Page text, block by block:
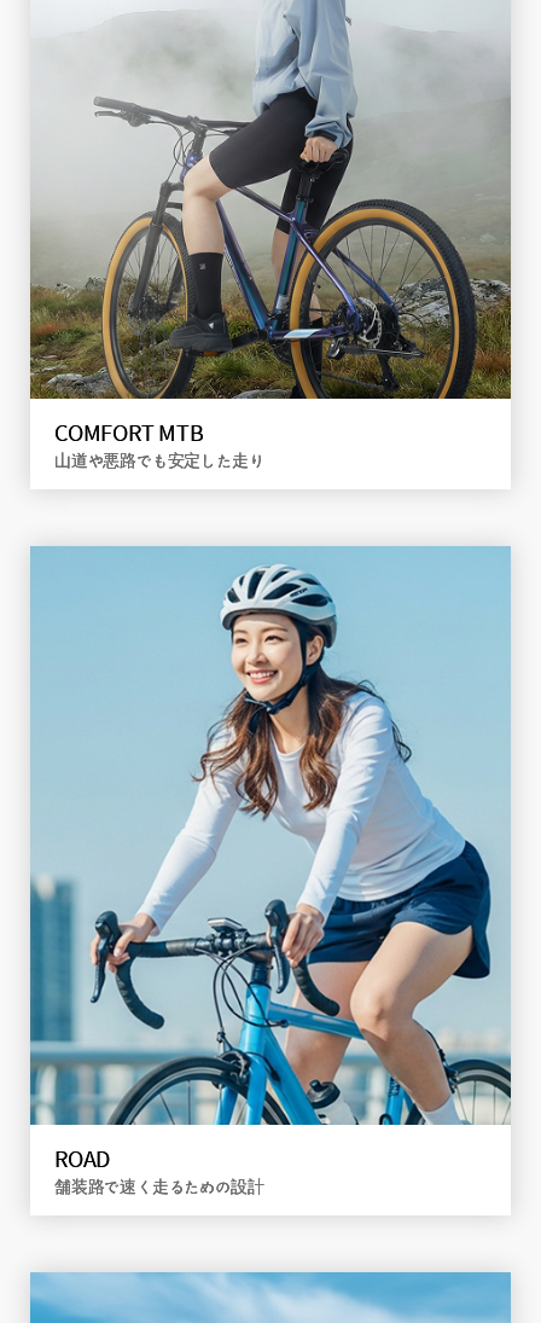
E-BIKE
エコな電動で、ラクに走る
詳しく見る
COMFORT MTB
山道や悪路でも安定した走り
COMFORT MTB
山道や悪路でも安定した走り
DETAILS
ROAD
舗装路で速く走るための設計